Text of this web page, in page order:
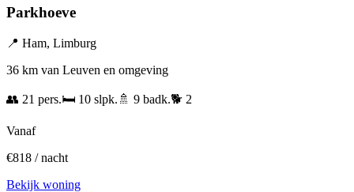
Parkhoeve
📍 Ham, Limburg
36 km van Leuven en omgeving
👥 21 pers.🛏️ 10 slpk. 🚿 9 badk.🐕 2
Vanaf
€818 / nacht
Bekijk woning